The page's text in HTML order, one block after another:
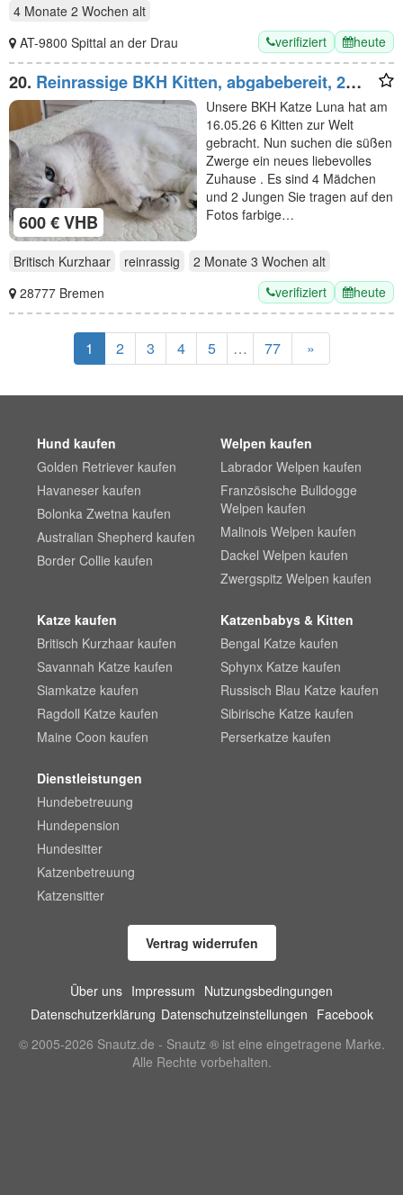
4 Monate 2 Wochen alt
AT-9800 Spittal an der Drau
verifiziert heute
20. Reinrassige BKH Kitten, abgabebereit, 2
Jungen /1 Mädchen
600 € VHB
Unsere BKH Katze Luna hat am
16.05.26 6 Kitten zur Welt
gebracht. Nun suchen die süßen
Zwerge ein neues liebevolles
Zuhause . Es sind 4 Mädchen
und 2 Jungen Sie tragen auf den
Fotos farbige…
Britisch Kurzhaar reinrassig 2 Monate 3 Wochen alt
28777 Bremen
verifiziert heute
1 2 3 4 5 … 77 »
Hund kaufen
Golden Retriever kaufen
Havaneser kaufen
Bolonka Zwetna kaufen
Australian Shepherd kaufen
Border Collie kaufen
Welpen kaufen
Labrador Welpen kaufen
Französische Bulldogge
Welpen kaufen
Malinois Welpen kaufen
Dackel Welpen kaufen
Zwergspitz Welpen kaufen
Katze kaufen
Britisch Kurzhaar kaufen
Savannah Katze kaufen
Siamkatze kaufen
Ragdoll Katze kaufen
Maine Coon kaufen
Katzenbabys & Kitten
Bengal Katze kaufen
Sphynx Katze kaufen
Russisch Blau Katze kaufen
Sibirische Katze kaufen
Perserkatze kaufen
Dienstleistungen
Hundebetreuung
Hundepension
Hundesitter
Katzenbetreuung
Katzensitter
Vertrag widerrufen
Über uns Impressum Nutzungsbedingungen
Datenschutzerklärung Datenschutzeinstellungen Facebook
© 2005-2026 Snautz.de - Snautz ® ist eine eingetragene Marke.
Alle Rechte vorbehalten.